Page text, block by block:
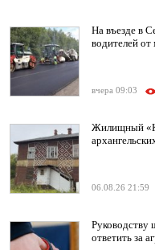
На въезде в
водителей
вчера 09:03
Жилищный
06.08.26 21:59
Руководству
ответить за